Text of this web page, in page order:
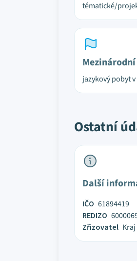
tématické/
jazykový pobyt
Ostatní
Další
IČO 61894419
REDIZO
Zřizovatel Kraj